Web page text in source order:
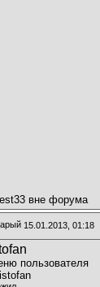
15.01.2013, 01:18